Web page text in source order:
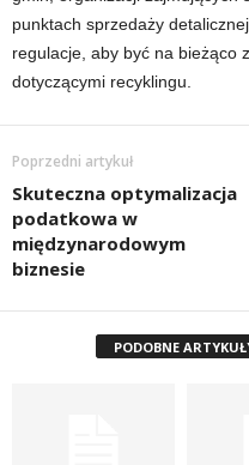
punktach sprzedaży
regulacje, aby być na bieżąco
dotyczącymi recyklingu.
Poprzedni artykuł
Skuteczna optymalizacja
podatkowa w
międzynarodowym
biznesie
PODOBNE